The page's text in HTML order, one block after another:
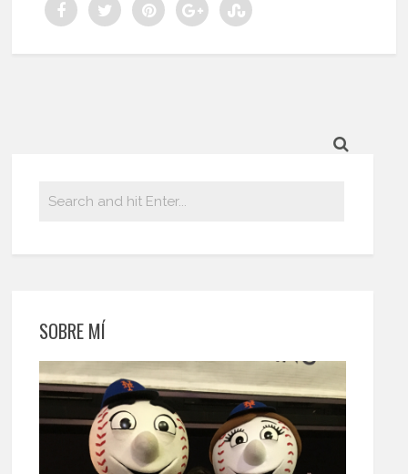
SOBRE MÍ